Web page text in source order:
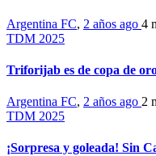
Argentina FC, 2 años ago 4
TDM 2025
Triforijab es de copa de
Argentina FC, 2 años ago 2
TDM 2025
¡Sorpresa y goleada! Sin